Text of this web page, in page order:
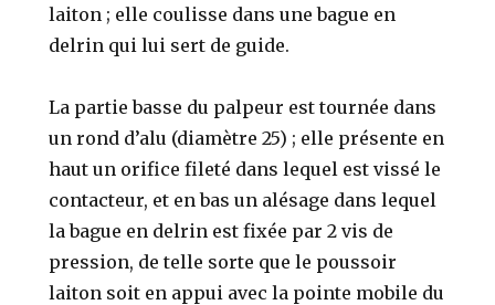
laiton ; elle coulisse dans une bague en
delrin qui lui sert de guide.
La partie basse du palpeur est tournée dans
un rond d’alu (diamètre 25) ; elle présente en
haut un orifice fileté dans lequel est vissé le
contacteur, et en bas un alésage dans lequel
la bague en delrin est fixée par 2 vis de
pression, de telle sorte que le poussoir
laiton soit en appui avec la pointe mobile du